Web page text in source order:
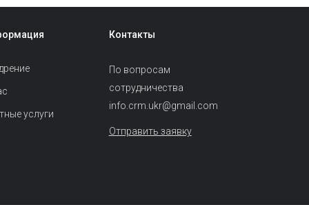
услуги
Контакты
По вопросам
сотрудничества
info.crm.ukr@gmail.com
Отправить заявку